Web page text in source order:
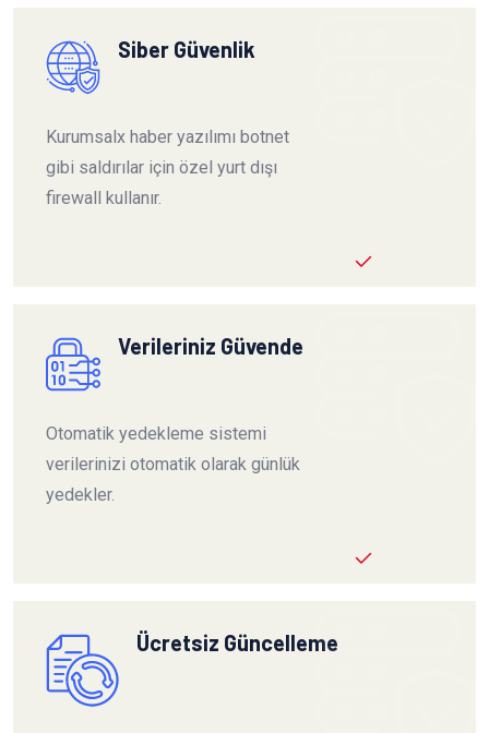
Siber Güvenlik
Kurumsalx haber yazılımı botnet
gibi saldırılar için özel yurt dışı
firewall kullanır.
Verileriniz Güvende
Otomatik yedekleme sistemi
verilerinizi otomatik olarak günlük
yedekler.
Ücretsiz Güncelleme